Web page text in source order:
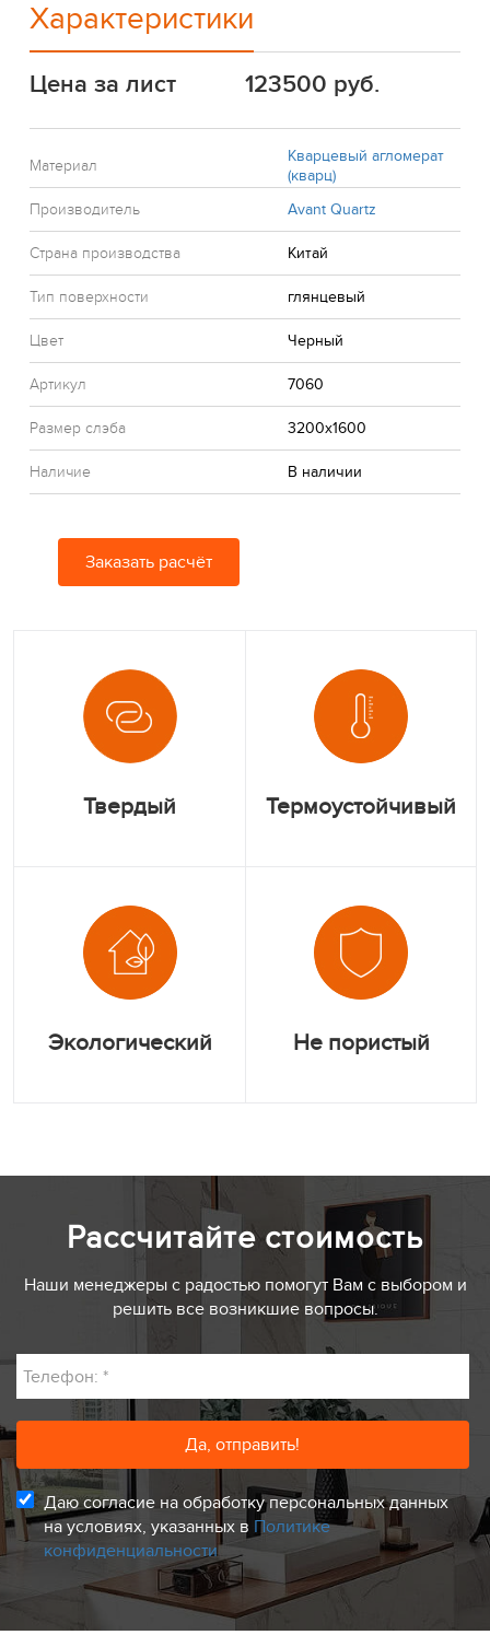
Характеристики
Цена за лист 123500 руб.
Материал
Кварцевый агломерат
(кварц)
Производитель
Avant Quartz
Страна производства Китай
Тип поверхности глянцевый
Цвет Черный
Артикул 7060
Размер слэба 3200x1600
Наличие В наличии
Заказать расчёт
Твердый Термоустойчивый
Экологический Не пористый
Рассчитайте стоимость
Наши менеджеры с радостью помогут Вам с выбором и
решить все возникшие вопросы.
Телефон: *
Даю согласие на обработку персональных данных
на условиях, указанных в Политике
конфиденциальности